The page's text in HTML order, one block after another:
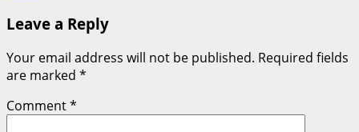
Leave a Reply
Your email address will not be published. Required fields
are marked *
Comment*